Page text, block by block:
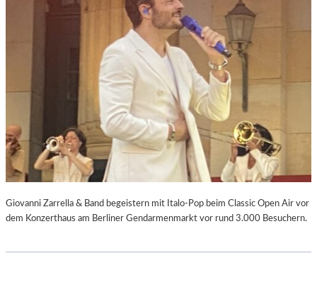
Giovanni Zarrella & Band begeistern mit Italo-Pop beim Classic Open Air vor
dem Konzerthaus am Berliner Gendarmenmarkt vor rund 3.000 Besuchern.